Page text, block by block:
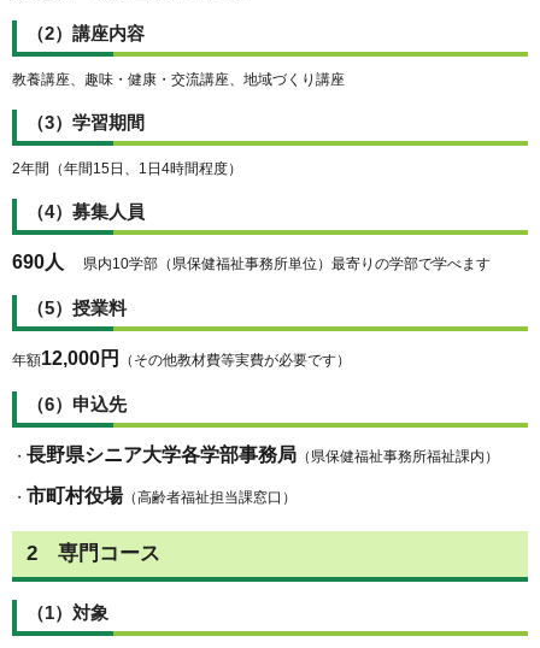
（2）講座内容
教養講座、趣味・健康・交流講座、地域づくり講座
（3）学習期間
2年間（年間15日、1日4時間程度）
（4）募集人員
690人 県内10学部（県保健福祉事務所単位）最寄りの学部で学べます
（5）授業料
年額12,000円 （その他教材費等実費が必要です）
（6）申込先
・ 長野県シニア大学各学部事務局 （県保健福祉事務所福祉課内）
・ 市町村役場（高齢者福祉担当課窓口）
2 専門コース
（1）対象